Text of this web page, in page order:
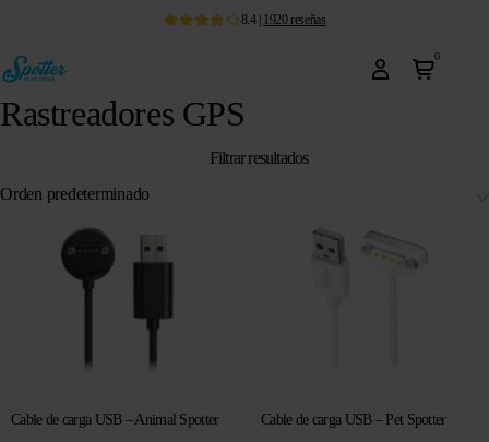
8.4| 1920 reseñas
0
Rastreadores GPS
Filtrar resultados
Cable de carga USB – Animal Spotter Cable de carga USB – Pet Spotter